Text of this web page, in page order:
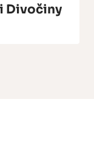
Divočiny